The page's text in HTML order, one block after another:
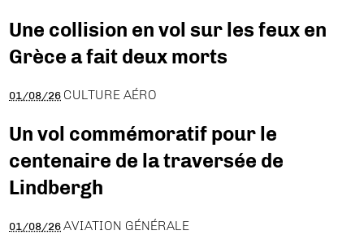
Une collision en vol sur les feux en
Grèce a fait deux morts
01/08/26 CULTURE AÉRO
Un vol commémoratif pour le
centenaire de la traversée de
Lindbergh
01/08/26 AVIATION GÉNÉRALE